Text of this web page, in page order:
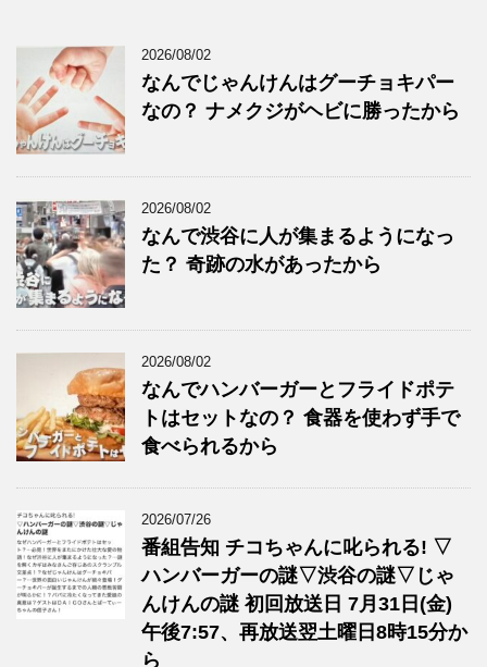
2026/08/02
なんでじゃんけんはグーチョキパー
なの？ ナメクジがヘビに勝ったから
2026/08/02
なんで渋谷に人が集まるようになっ
た？ 奇跡の水があったから
2026/08/02
なんでハンバーガーとフライドポテ
トはセットなの？ 食器を使わず手で
食べられるから
2026/07/26
番組告知 チコちゃんに叱られる! ▽
ハンバーガーの謎▽渋谷の謎▽じゃ
んけんの謎 初回放送日 7月31日(金)
午後7:57、再放送翌土曜日8時15分か
ら